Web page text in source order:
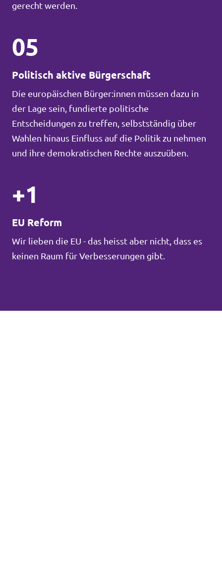
gerecht werden.
05
Politisch aktive Bürgerschaft
Die europäischen Bürger:innen müssen dazu in
der Lage sein, fundierte politische
Entscheidungen zu treffen, selbstständig über
Wahlen hinaus Einfluss auf die Politik zu nehmen
und ihre demokratischen Rechte auszuüben.
+1
EU Reform
Wir lieben die EU - das heisst aber nicht, dass es
keinen Raum für Verbesserungen gibt.